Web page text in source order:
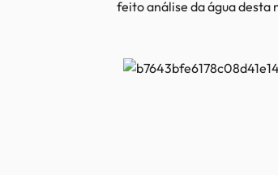
feito análise da água desta